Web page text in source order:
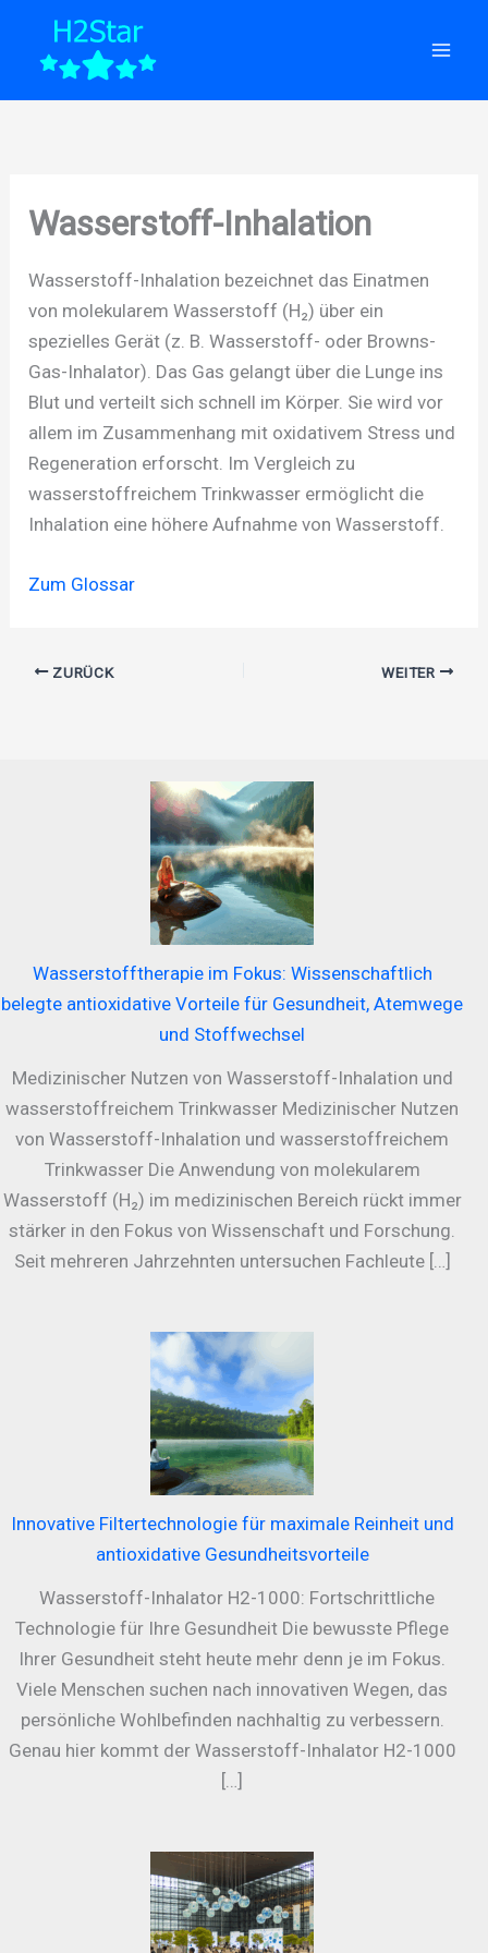
springen
Wasserstoff-Inhalation
Wasserstoff-Inhalation bezeichnet das Einatmen
von molekularem Wasserstoff (H₂) über ein
spezielles Gerät (z. B. Wasserstoff- oder Browns-
Gas-Inhalator). Das Gas gelangt über die Lunge ins
Blut und verteilt sich schnell im Körper. Sie wird vor
allem im Zusammenhang mit oxidativem Stress und
Regeneration erforscht. Im Vergleich zu
wasserstoffreichem Trinkwasser ermöglicht die
Inhalation eine höhere Aufnahme von Wasserstoff.
Zum Glossar
ZURÜCK WEITER
Wasserstofftherapie im Fokus: Wissenschaftlich
belegte antioxidative Vorteile für Gesundheit, Atemwege
und Stoffwechsel
Medizinischer Nutzen von Wasserstoff-Inhalation und
wasserstoffreichem Trinkwasser Medizinischer Nutzen
von Wasserstoff-Inhalation und wasserstoffreichem
Trinkwasser Die Anwendung von molekularem
Wasserstoff (H₂) im medizinischen Bereich rückt immer
stärker in den Fokus von Wissenschaft und Forschung.
Seit mehreren Jahrzehnten untersuchen Fachleute […]
Innovative Filtertechnologie für maximale Reinheit und
antioxidative Gesundheitsvorteile
Wasserstoff-Inhalator H2-1000: Fortschrittliche
Technologie für Ihre Gesundheit Die bewusste Pflege
Ihrer Gesundheit steht heute mehr denn je im Fokus.
Viele Menschen suchen nach innovativen Wegen, das
persönliche Wohlbefinden nachhaltig zu verbessern.
Genau hier kommt der Wasserstoff-Inhalator H2-1000
[…]